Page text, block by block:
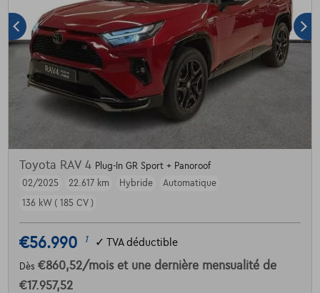
Toyota RAV 4 Plug-In GR Sport + Panoroof
02/2025
22.617 km Hybride
Automatique
136 kW ( 185 CV )
€56.990 1 ✓ TVA déductible
Dès €860,52/mois et une dernière mensualité de
€17.957,52